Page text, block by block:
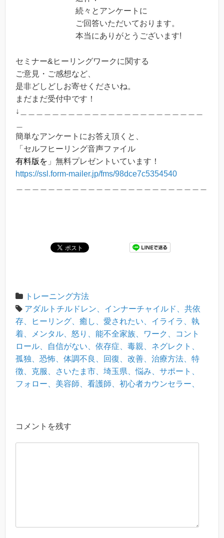
続々とアンケートに
ご回答いただいております。
本当にありがとうございます!
セミナー&ヒーリングワークに関する
ご意見・ご感想など、
是非どしどしお寄せくださいね。
まだまだ受付中です！
↓＿＿＿＿＿＿＿＿＿＿＿＿＿＿＿＿＿＿＿＿＿＿＿
簡単なアンケートにお答え頂くと、
「セルフヒーリング音声ファイル
有料版を 」無料プレゼントいています！
https://ssl.form-mailer.jp/fms/98dce7c5354540
トレーニング方法
アダルトチルドレン、インナーチャイルド、共依
存、ヒーリング、癒し、愛されたい、イライラ、執
着、メンタル、怒り、能不全家族、ワーク、コント
ロール、自信がない、依存症、毒親、ネグレクト、
孤独、恐怖、体調不良、回復、改善、治療方法、特
徴、克服、さいたま市、埼玉県、悩み、サポート、
フォロー、美容師、看護師、初心者カウンセラー、
コメントを残す